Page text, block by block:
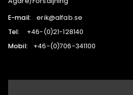
E-mail:
es.bafla@kire
Tel:
041821-12(0)-64+
Mobil:
001143-607(0)-64+